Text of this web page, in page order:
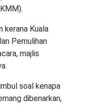
kerana Kuala
Pemulihan
majlis
soal kenapa
dibenarkan,